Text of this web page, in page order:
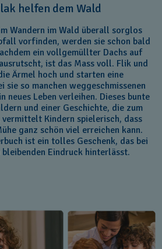
helfen dem Wald
Wandern im Wald überall sorglos
vorfinden, werden sie schon bald
ein vollgemüllter Dachs auf
ist das Mass voll. Flik und
Ärmel hoch und starten eine
sie so manchen weggeschmissenen
neues Leben verleihen. Dieses bunte
und einer Geschichte, die zum
vermittelt Kindern spielerisch, dass
ganz schön viel erreichen kann.
ist ein tolles Geschenk, das bei
bleibenden Eindruck hinterlässt.